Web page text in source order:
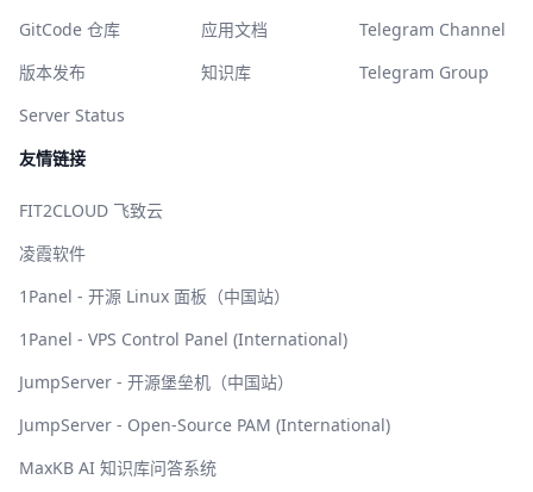
GitCode 仓库
版本发布
Server Status
应用文档
知识库
Telegram Channel
Telegram Group
友情链接
FIT2CLOUD 飞致云
凌霞软件
1Panel - 开源 Linux 面板（中国站）
1Panel - VPS Control Panel (International)
JumpServer - 开源堡垒机（中国站）
JumpServer - Open-Source PAM (International)
MaxKB AI 知识库问答系统